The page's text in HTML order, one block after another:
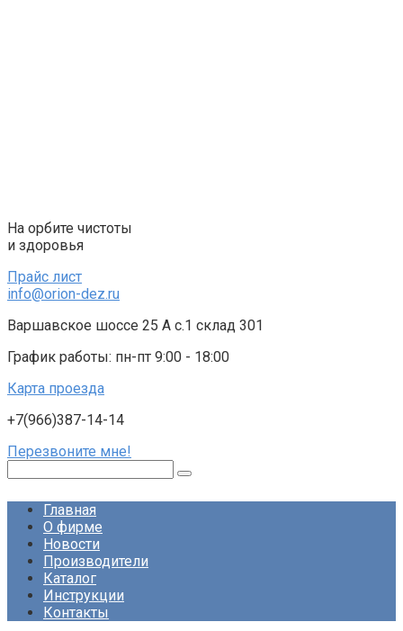
На орбите чистоты
и здоровья
Прайс лист
info@orion-dez.ru
Варшавское шоссе 25 А с.1 склад 301
График работы: пн-пт 9:00 - 18:00
Карта проезда
+7(966)387-14-14
Перезвоните мне!
Главная
О фирме
Новости
Производители
Каталог
Инструкции
Контакты